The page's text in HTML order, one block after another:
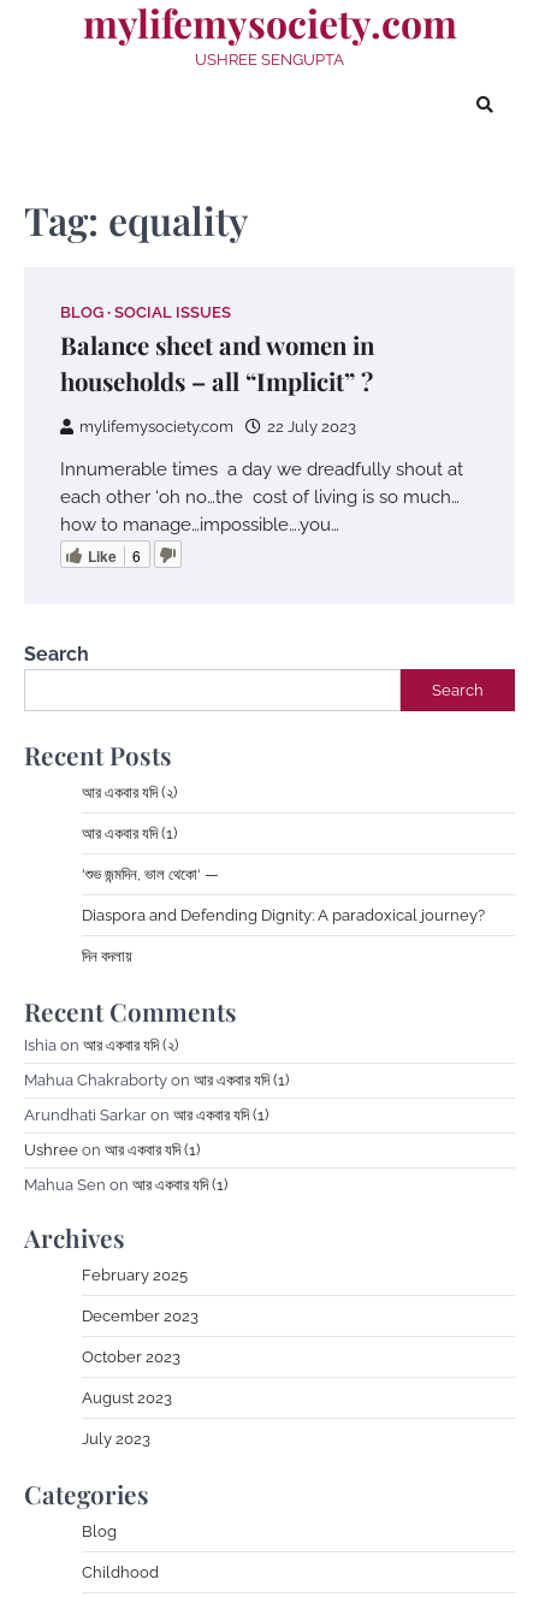
mylifemysociety.com
USHREE SENGUPTA
Tag: equality
BLOG SOCIAL ISSUES
Balance sheet and women in
households – all “Implicit” ?
mylifemysociety.com 22 July 2023
Innumerable times a day we dreadfully shout at
each other ‘oh no…the cost of living is so much…
how to manage…impossible….you…
Like 6
Search
Search
Recent Posts
আর একবার যদি (২)
আর একবার যদি (1)
‘শুভ জন্মদিন, ভাল থেকো‘ —
Diaspora and Defending Dignity: A paradoxical journey?
দিন বদলায়
Recent Comments
Ishia on আর একবার যদি (২)
Mahua Chakraborty on আর একবার যদি (1)
Arundhati Sarkar on আর একবার যদি (1)
Ushree on আর একবার যদি (1)
Mahua Sen on আর একবার যদি (1)
Archives
February 2025
December 2023
October 2023
August 2023
July 2023
Categories
Blog
Childhood